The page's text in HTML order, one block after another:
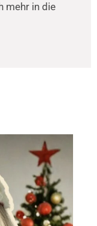
mehr in die